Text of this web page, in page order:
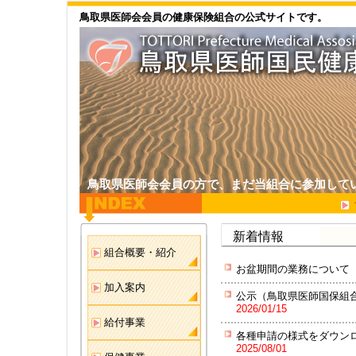
鳥取県医師会会員の健康保険組合の公式サイトです。
鳥取県医師会会員の方で、まだ当組合に参加し
新着情報
お盆期間の業務について
公示（鳥取県医師国保組
2026/01/15
各種申請の様式をダウン
2025/08/01
組合概要・紹介
加入案内
給付事業